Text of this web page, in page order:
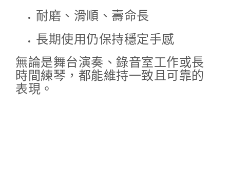
耐磨、滑順、壽命長
長期使用仍保持穩定手感
無論是舞台演奏、錄音室工作或長
時間練琴，都能維持一致且可靠的
表現。